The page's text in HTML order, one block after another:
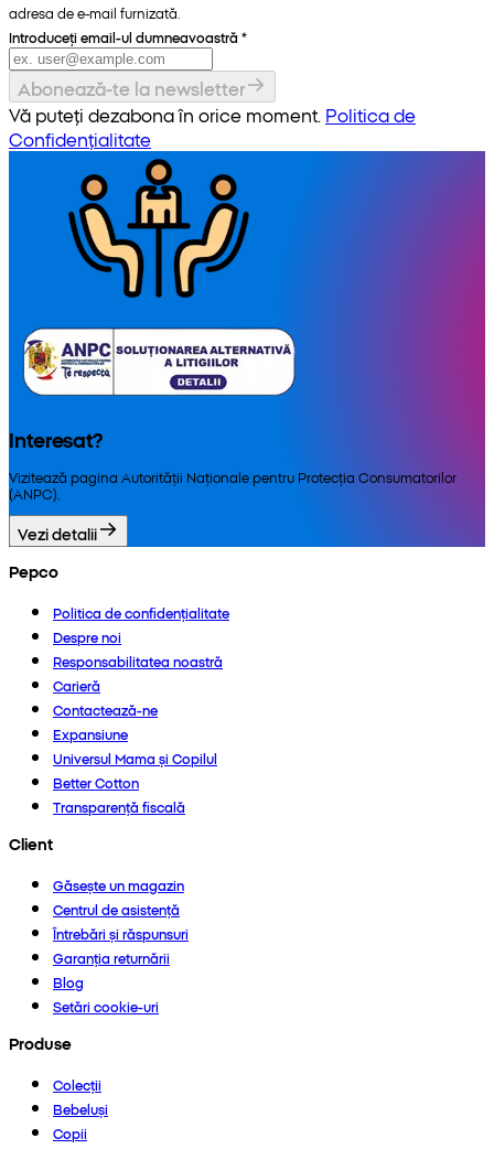
adresa de e-mail furnizată.
Introduceți email-ul dumneavoastră *
Abonează-te la newsletter
Vă puteți dezabona în orice moment. Politica de
Confidențialitate
Interesat?
Vizitează pagina Autorității Naționale pentru Protecția Consumatorilor
(ANPC).
Vezi detalii
Pepco
Politica de confidențialitate
Despre noi
Responsabilitatea noastră
Carieră
Contactează-ne
Expansiune
Universul Mama și Copilul
Better Cotton
Transparență fiscală
Client
Găsește un magazin
Centrul de asistență
Întrebări și răspunsuri
Garanția returnării
Blog
Setări cookie-uri
Produse
Colecții
Bebeluși
Copii